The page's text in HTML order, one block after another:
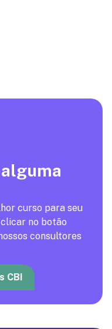
alguma
curso para seu
no botão
consultores
CBI